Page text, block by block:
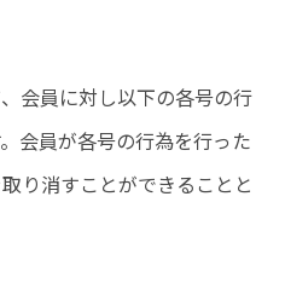
会員に対し以下の各号の行
会員が各号の行為を行った
り消すことができることと